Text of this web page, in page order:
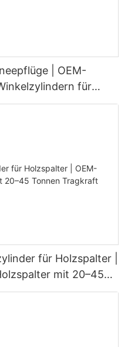
| OEM-
für
für Holzspalter |
mit 20–45